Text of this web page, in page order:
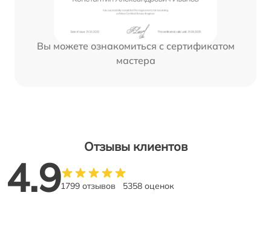
Вы можете ознакомиться с сертификатом
мастера
Отзывы клиентов
4.91799 отзывов 5358 оценок